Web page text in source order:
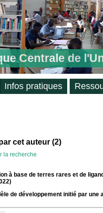
Centrale de
cet auteur (2)
la recherche
à base de terres rares et de
de développement initié par une
Infos pratiques